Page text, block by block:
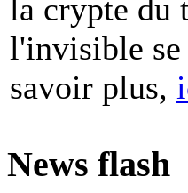
la crypte du
l'invisible se
savoir plus,
News flash